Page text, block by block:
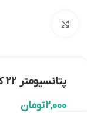
پتانسیومتر 22 کیلو اهم خوابیده
2,000تومان